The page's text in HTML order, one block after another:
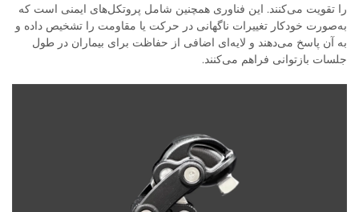
را تقویت می‌کنند. این فناوری همچنین شامل پروتکل‌های ایمنی است که
به‌صورت خودکار تغییرات ناگهانی در حرکت یا مقاومت را تشخیص داده و
به آن پاسخ می‌دهند و لایه‌ای اضافی از حفاظت برای بیماران در طول
جلسات بازتوانی فراهم می‌کنند.